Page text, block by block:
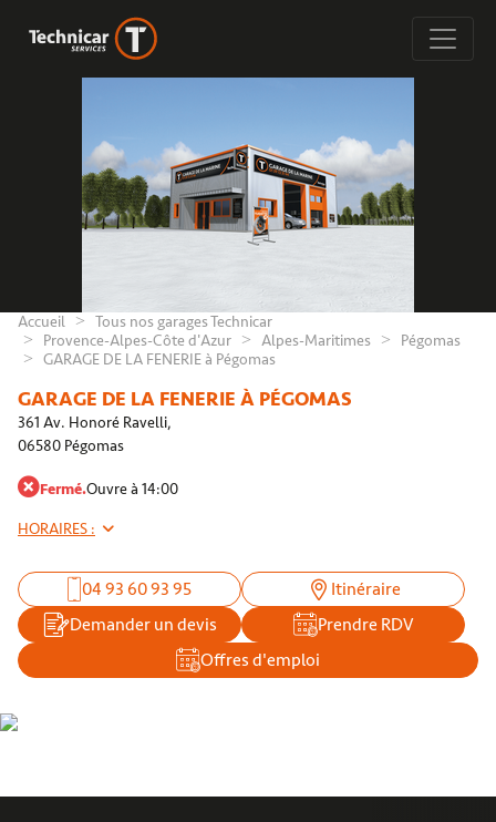
Accueil
Tous nos garages Technicar
Provence-Alpes-Côte d'Azur
Alpes-Maritimes
Pégomas
GARAGE DE LA FENERIE à Pégomas
GARAGE DE LA FENERIE À PÉGOMAS
361 Av. Honoré Ravelli,
06580 Pégomas
Fermé.Ouvre à 14:00
HORAIRES :
04 93 60 93 95
Itinéraire
Demander un devis
Prendre RDV
Offres d'emploi